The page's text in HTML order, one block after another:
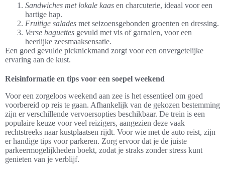
Sandwiches met lokale kaas en charcuterie, ideaal voor een
hartige hap.
Fruitige salades met seizoensgebonden groenten en dressing.
Verse baguettes gevuld met vis of garnalen, voor een
heerlijke zeesmaaksensatie.
Een goed gevulde picknickmand zorgt voor een onvergetelijke
ervaring aan de kust.
Reisinformatie en tips voor een soepel weekend
Voor een zorgeloos weekend aan zee is het essentieel om goed
voorbereid op reis te gaan. Afhankelijk van de gekozen bestemming
zijn er verschillende vervoersopties beschikbaar. De trein is een
populaire keuze voor veel reizigers, aangezien deze vaak
rechtstreeks naar kustplaatsen rijdt. Voor wie met de auto reist, zijn
er handige tips voor parkeren. Zorg ervoor dat je de juiste
parkeermogelijkheden boekt, zodat je straks zonder stress kunt
genieten van je verblijf.